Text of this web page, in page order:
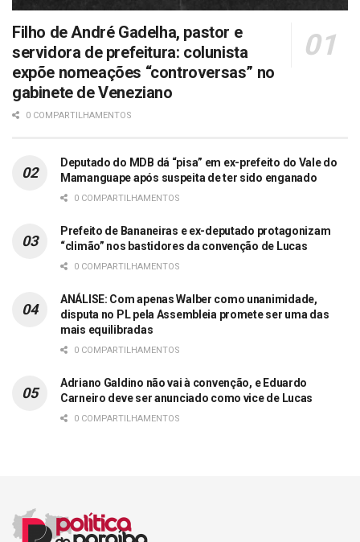
Filho de André Gadelha, pastor e
servidora de prefeitura: colunista
expõe nomeações “controversas” no
gabinete de Veneziano
0 COMPARTILHAMENTOS
Deputado do MDB dá “pisa” em ex-prefeito do Vale do
Mamanguape após suspeita de ter sido enganado
0 COMPARTILHAMENTOS
Prefeito de Bananeiras e ex-deputado protagonizam
“climão” nos bastidores da convenção de Lucas
0 COMPARTILHAMENTOS
ANÁLISE: Com apenas Walber como unanimidade,
disputa no PL pela Assembleia promete ser uma das
mais equilibradas
0 COMPARTILHAMENTOS
Adriano Galdino não vai à convenção, e Eduardo
Carneiro deve ser anunciado como vice de Lucas
0 COMPARTILHAMENTOS